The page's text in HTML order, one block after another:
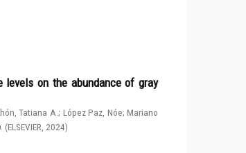
on the abundance of gray
Tatiana A. ; López Paz, Nóe;Mariano
(ELSEVIER 2024)